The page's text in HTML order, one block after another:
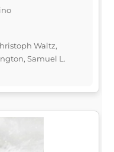
Waltz,
Samuel L.